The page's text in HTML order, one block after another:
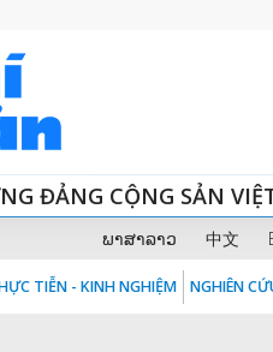
ĐẢNG CỘNG SẢN
ພາສາລາວ 中文
TIỄN - KINH NGHIỆM NGHIÊN